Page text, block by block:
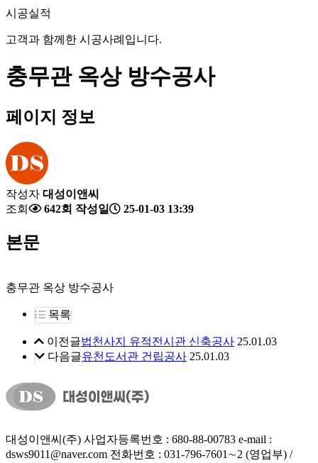
시공실적
고객과 함께한 시공사례입니다.
충무관 옥상 방수공사
페이지 정보
작성자 대성이앤씨
조회
642회 작성일 25-01-03 13:39
본문
충무관 옥상 방수공사
목록
이전글법천사지 유적전시관 신축공사 25.01.03
다음글유천도서관 건립공사 25.01.03
대성이앤씨(주) 사업자등록번호 : 680-88-00783 e-mail :
dsws9011@naver.com 전화번호 : 031-796-7601∼2 (영업부) /